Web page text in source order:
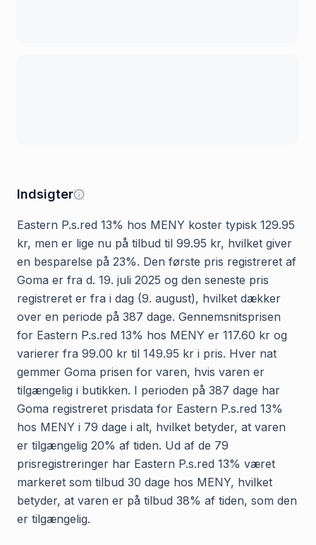
Indsigter
Eastern P.s.red 13% hos MENY koster typisk 129.95
kr, men er lige nu på tilbud til 99.95 kr, hvilket giver
en besparelse på 23%. Den første pris registreret af
Goma er fra d. 19. juli 2025 og den seneste pris
registreret er fra i dag (9. august), hvilket dækker
over en periode på 387 dage. Gennemsnitsprisen
for Eastern P.s.red 13% hos MENY er 117.60 kr og
varierer fra 99.00 kr til 149.95 kr i pris. Hver nat
gemmer Goma prisen for varen, hvis varen er
tilgængelig i butikken. I perioden på 387 dage har
Goma registreret prisdata for Eastern P.s.red 13%
hos MENY i 79 dage i alt, hvilket betyder, at varen
er tilgængelig 20% af tiden. Ud af de 79
prisregistreringer har Eastern P.s.red 13% været
markeret som tilbud 30 dage hos MENY, hvilket
betyder, at varen er på tilbud 38% af tiden, som den
er tilgængelig.